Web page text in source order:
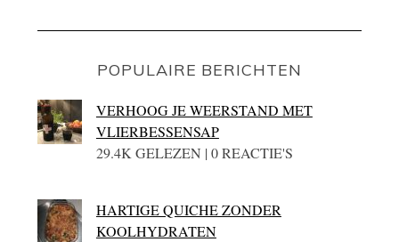
POPULAIRE BERICHTEN
VERHOOG JE WEERSTAND MET
VLIERBESSENSAP
29.4K GELEZEN | 0 REACTIE'S
HARTIGE QUICHE ZONDER
KOOLHYDRATEN